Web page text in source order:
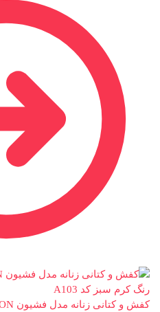
کفش و کتانی زنانه مدل فشیون FASHION رنگ کرم سبز کد A103